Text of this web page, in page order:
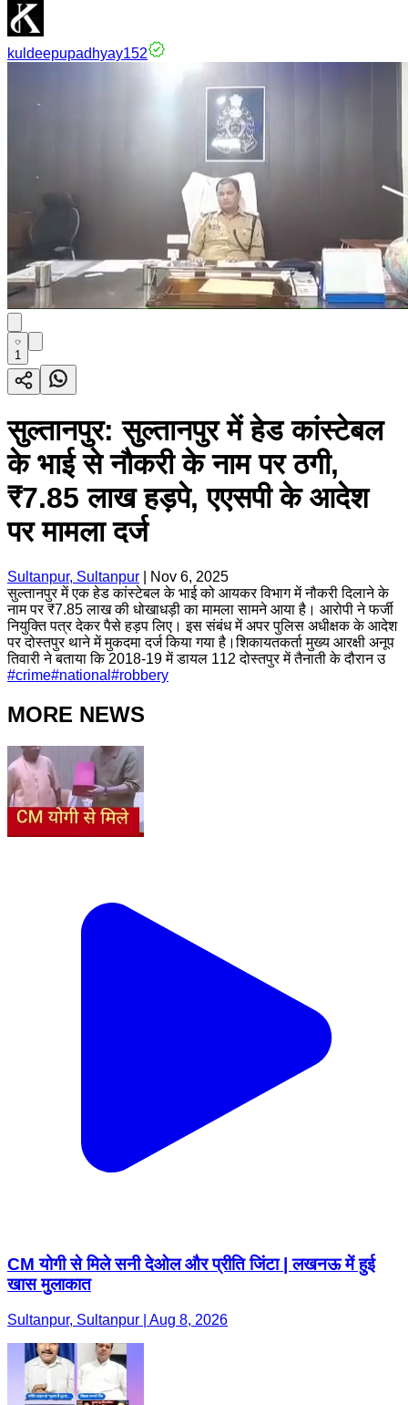
kuldeepupadhyay152
1
सुल्तानपुर: सुल्तानपुर में हेड कांस्टेबल
के भाई से नौकरी के नाम पर ठगी,
₹7.85 लाख हड़पे, एएसपी के आदेश
पर मामला दर्ज
Sultanpur, Sultanpur
Nov 6, 2025
सुल्तानपुर में एक हेड कांस्टेबल के भाई को आयकर विभाग में नौकरी दिलाने के
नाम पर ₹7.85 लाख की धोखाधड़ी का मामला सामने आया है। आरोपी ने फर्जी
नियुक्ति पत्र देकर पैसे हड़प लिए। इस संबंध में अपर पुलिस अधीक्षक के आदेश
पर दोस्तपुर थाने में मुकदमा दर्ज किया गया है।शिकायतकर्ता मुख्य आरक्षी अनूप
तिवारी ने बताया कि 2018-19 में डायल 112 दोस्तपुर में तैनाती के दौरान उ
#crime#national #robbery
MORE NEWS
CM योगी से मिले सनी देओल और प्रीति जिंटा | लखनऊ में हुई
खास मुलाकात
Sultanpur, Sultanpur | Aug 8, 2026